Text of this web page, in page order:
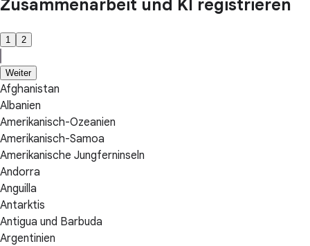
Zusammenarbeit und KI registrieren
1 2
Weiter
Afghanistan
Albanien
Amerikanisch-Ozeanien
Amerikanisch-Samoa
Amerikanische Jungferninseln
Andorra
Anguilla
Antarktis
Antigua und Barbuda
Argentinien